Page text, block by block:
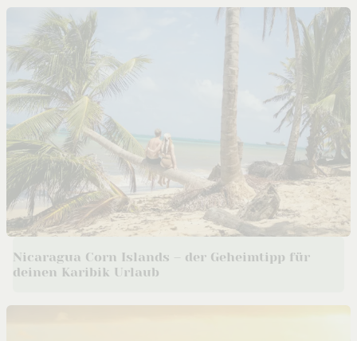
Nicaragua Corn Islands – der Geheimtipp für
deinen Karibik Urlaub